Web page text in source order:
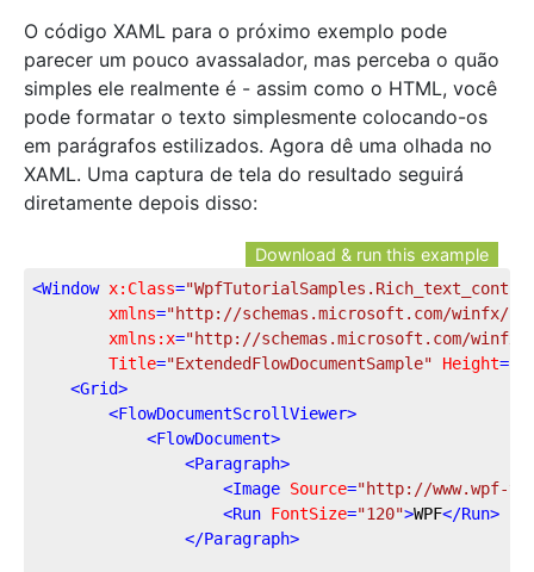
O código XAML para o próximo exemplo pode
parecer um pouco avassalador, mas perceba o quão
simples ele realmente é - assim como o HTML, você
pode formatar o texto simplesmente colocando-os
em parágrafos estilizados. Agora dê uma olhada no
XAML. Uma captura de tela do resultado seguirá
diretamente depois disso:
Download & run this example
<Window x:Class=
xmlns="http://schemas.microsoft.com/winfx/
xmlns:x="http://schemas.microsoft.com/winfx/
Title="ExtendedFlowDocumentSample" Height=
<Grid>
<FlowDocumentScrollViewer>
<FlowDocument>
<Paragraph>
<Image Source="http://www.wpf-
<Run FontSize="120">WPF</Run>
</Paragraph>